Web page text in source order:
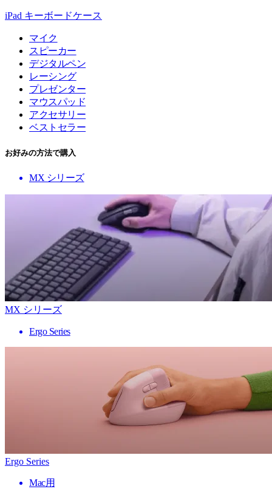
iPad キーボードケース
マイク
スピーカー
デジタルペン
レーシング
プレゼンター
マウスパッド
アクセサリー
ベストセラー
お好みの方法で購入
MX シリーズ
MX シリーズ
Ergo Series
Ergo Series
Mac用